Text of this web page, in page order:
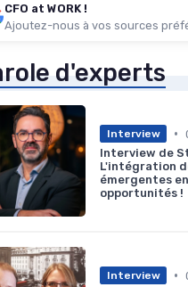
CFO at WORK !
Ajoutez-nous à vos sources
d'experts
Interview •
Interview de
L'intégration
émergentes
opportunités !
Interview •